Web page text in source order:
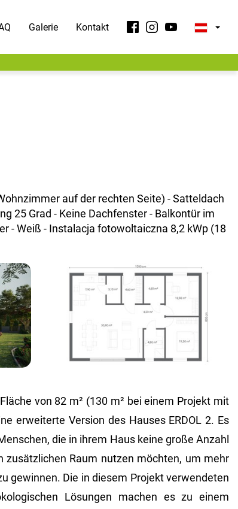
Galerie Kontakt
von 82 m² (130 m² bei einem Projekt mit
erweiterte Version des Hauses ERDOL 2. Es
die in ihrem Haus keine große Anzahl
zusätzlichen Raum nutzen möchten, um mehr
gewinnen. Die in diesem Projekt verwendeten
Lösungen machen es zu einem